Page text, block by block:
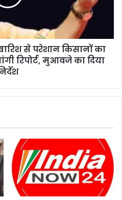
से परेशान किसानों का
रिपोर्ट, मुआवजे का दिया